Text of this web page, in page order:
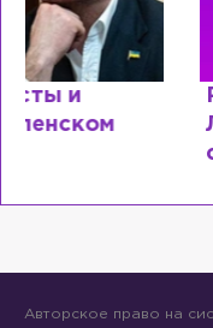
Рыдает из-за
Лазаревым:
Авторское право на